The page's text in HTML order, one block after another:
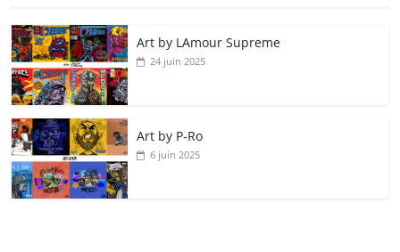
Art by LAmour Supreme
24 juin 2025
Art by P‑Ro
6 juin 2025